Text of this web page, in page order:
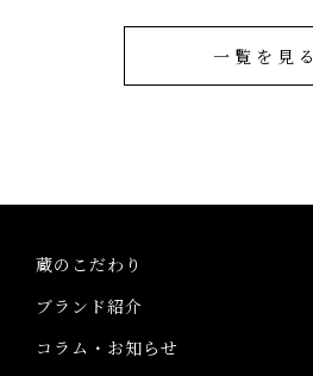
ブランド紹介
お問い合わせ
一覧を見る
蔵のこだわり
ブランド紹介
コラム・お知らせ